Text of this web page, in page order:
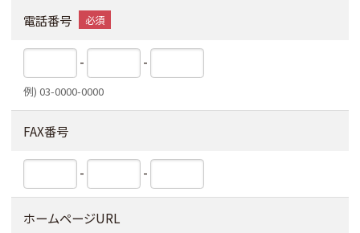
電話番号
- -
例) 03-0000-0000
FAX番号
- -
ホームページURL